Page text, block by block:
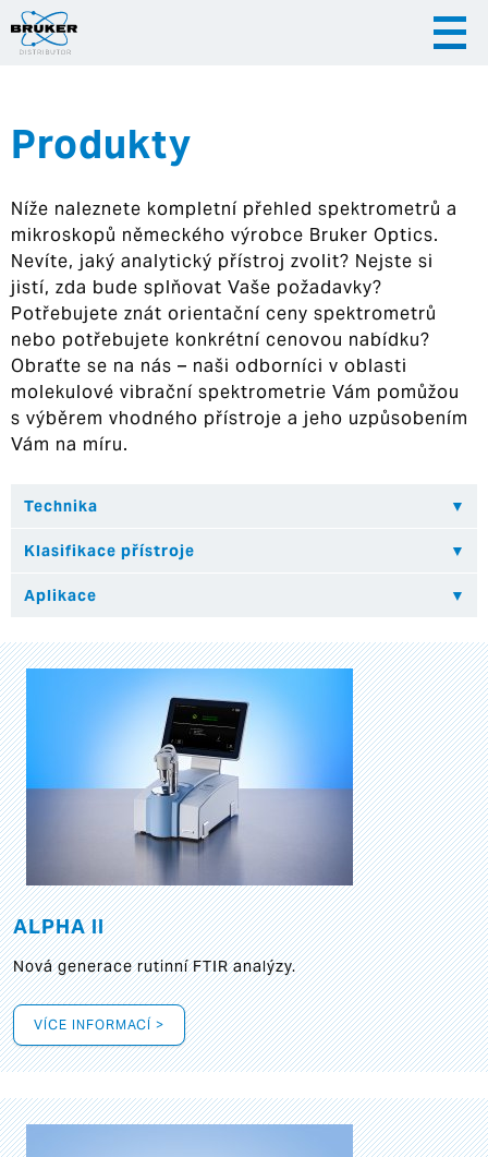
|
Hrvatska
Produkty
Níže naleznete kompletní přehled spektrometrů a
mikroskopů německého výrobce Bruker Optics.
Nevíte, jaký analytický přístroj zvolit? Nejste si
jistí, zda bude splňovat Vaše požadavky?
Potřebujete znát orientační ceny spektrometrů
nebo potřebujete konkrétní cenovou nabídku?
Obraťte se na nás – naši odborníci v oblasti
molekulové vibrační spektrometrie Vám pomůžou
s výběrem vhodného přístroje a jeho uzpůsobením
Vám na míru.
ALPHA II
Nová generace rutinní FTIR analýzy.
VÍCE INFORMACÍ >